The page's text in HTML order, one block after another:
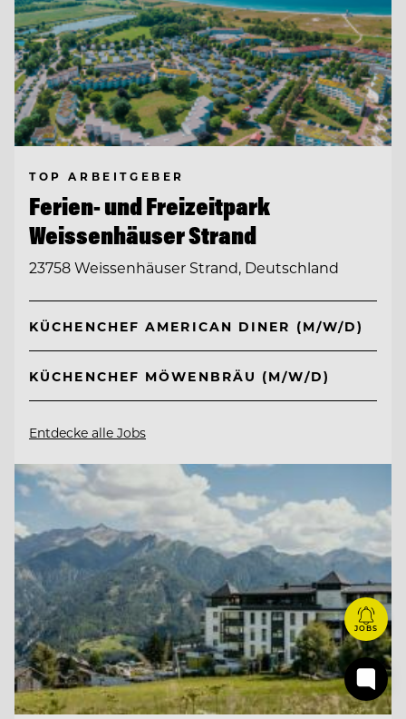
TOP ARBEITGEBER
Ferien- und Freizeitpark
Weissenhäuser Strand
23758 Weissenhäuser Strand, Deutschland
KÜCHENCHEF AMERICAN DINER (M/W/D)
KÜCHENCHEF MÖWENBRÄU (M/W/D)
Entdecke alle Jobs
JOBS